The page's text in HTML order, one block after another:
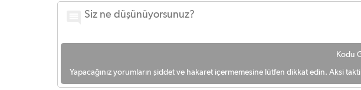
Kodu
Yapacağınız yorumların şiddet ve hakaret içermemesine lütfen dikkat edin. Aksi